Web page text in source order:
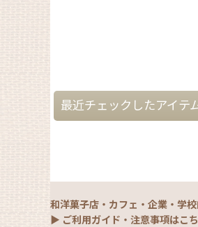
最近チェックしたアイテ
和洋菓子店・カフェ・企業・学
▶ ご利用ガイド・注意事項はこ